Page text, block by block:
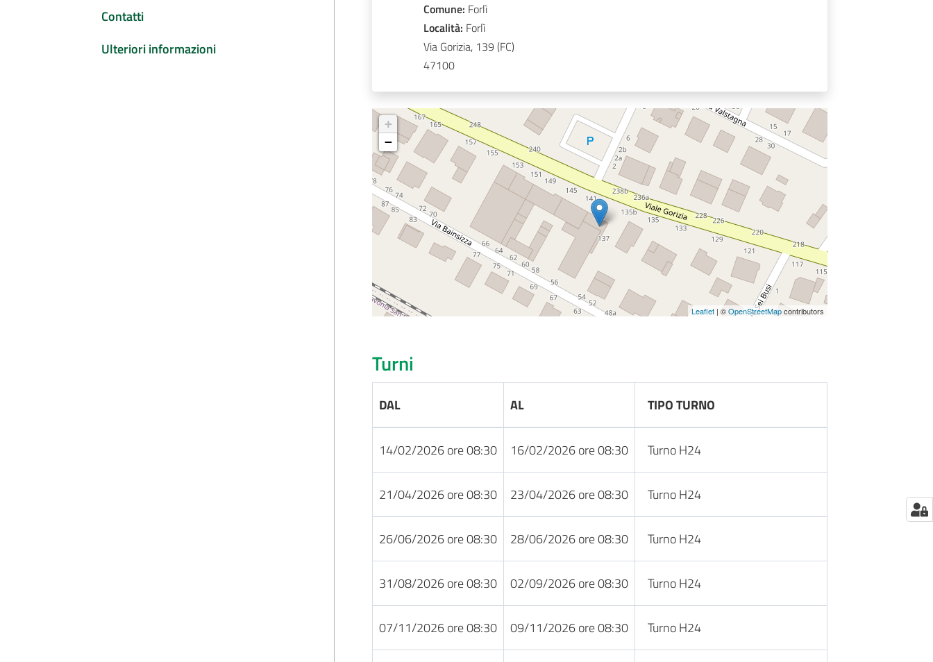
Contatti
Ulteriori informazioni
Comune: Forlì
Località: Forlì
Via Gorizia, 139
(FC)
47100
+
−
Leaflet| ©OpenStreetMapcontributors
Turni
DAL AL TIPO TURNO
14/02/2026 ore 08:30 16/02/2026 ore 08:30 Turno H24
21/04/2026 ore 08:30 23/04/2026 ore 08:30 Turno H24
26/06/2026 ore 08:30 28/06/2026 ore 08:30 Turno H24
31/08/2026 ore 08:30 02/09/2026 ore 08:30 Turno H24
07/11/2026 ore 08:30 09/11/2026 ore 08:30 Turno H24